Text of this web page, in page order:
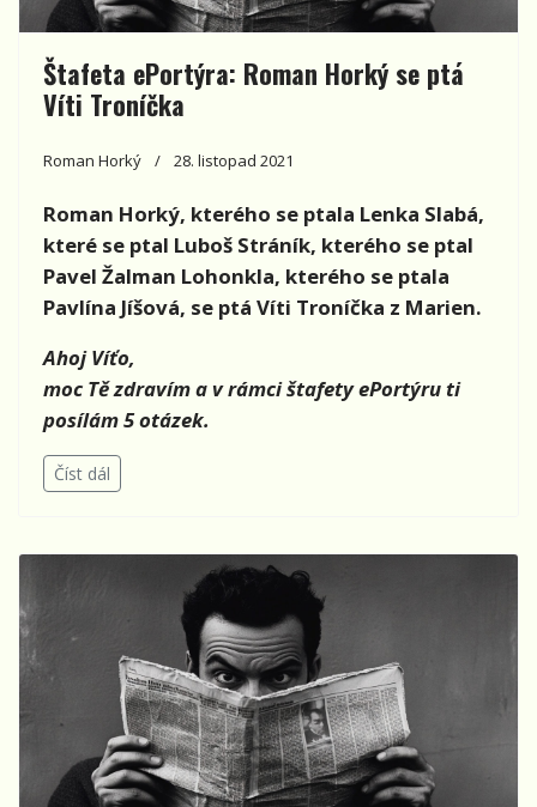
Štafeta ePortýra: Roman Horký se ptá
Víti Troníčka
Roman Horký 28. listopad 2021
Roman Horký, kterého se ptala Lenka Slabá,
které se ptal Luboš Stráník, kterého se ptal
Pavel Žalman Lohonkla, kterého se ptala
Pavlína Jíšová, se ptá Víti Troníčka z Marien.
Ahoj Víťo,
moc Tě zdravím a v rámci štafety ePortýru ti
posílám 5 otázek.
Číst dál